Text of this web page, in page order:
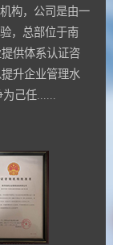
构，公司是由一
，总部位于南
供体系认证咨
升企业管理水
己任......